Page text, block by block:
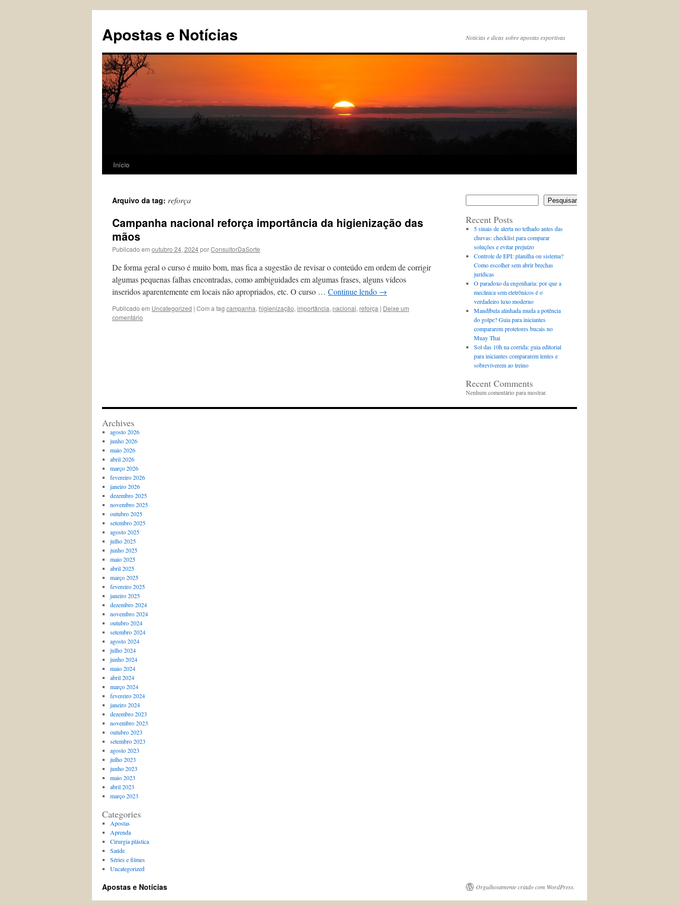
conteúdo
Apostas e Notícias Noticias e dicas sobre apostas esportivas
Início
Arquivo da tag: reforça
Campanha nacional reforça importância da higienização das
mãos
Publicado em outubro 24, 2024porConsultorDaSorte
De forma geral o curso é muito bom, mas fica a sugestão de revisar o conteúdo em ordem de corrigir
algumas pequenas falhas encontradas, como ambiguidades em algumas frases, alguns vídeos
inseridos aparentemente em locais não apropriados, etc. O curso … Continue lendo →
Publicado em Uncategorized | Com a tag campanha, higienização, importância, nacional, reforça | Deixe um
comentário
Pesquisar
Recent Posts
5 sinais de alerta no telhado antes das
chuvas: checklist para comparar
soluções e evitar prejuízo
Controle de EPI: planilha ou sistema?
Como escolher sem abrir brechas
jurídicas
O paradoxo da engenharia: por que a
mecânica sem eletrônicos é o
verdadeiro luxo moderno
Mandíbula alinhada muda a potência
do golpe? Guia para iniciantes
compararem protetores bucais no
Muay Thai
Sol das 10h na corrida: guia editorial
para iniciantes compararem lentes e
sobreviverem ao treino
Recent Comments
Nenhum comentário para mostrar.
Archives
agosto 2026
junho 2026
maio 2026
abril 2026
março 2026
fevereiro 2026
janeiro 2026
dezembro 2025
novembro 2025
outubro 2025
setembro 2025
agosto 2025
julho 2025
junho 2025
maio 2025
abril 2025
março 2025
fevereiro 2025
janeiro 2025
dezembro 2024
novembro 2024
outubro 2024
setembro 2024
agosto 2024
julho 2024
junho 2024
maio 2024
abril 2024
março 2024
fevereiro 2024
janeiro 2024
dezembro 2023
novembro 2023
outubro 2023
setembro 2023
agosto 2023
julho 2023
junho 2023
maio 2023
abril 2023
março 2023
Categories
Apostas
Aprenda
Cirurgia plástica
Saúde
Séries e filmes
Uncategorized
Apostas e Notícias Orgulhosamente criado com WordPress.